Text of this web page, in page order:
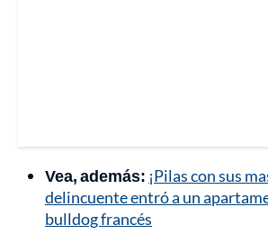
Vea, además: ¡Pilas con sus
delincuente entró a un
bulldog francés